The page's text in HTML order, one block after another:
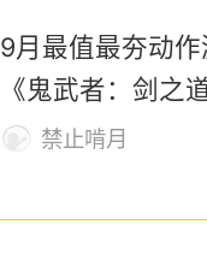
9月最值最夯动作
《鬼武者：剑之
发布！禁止啃月